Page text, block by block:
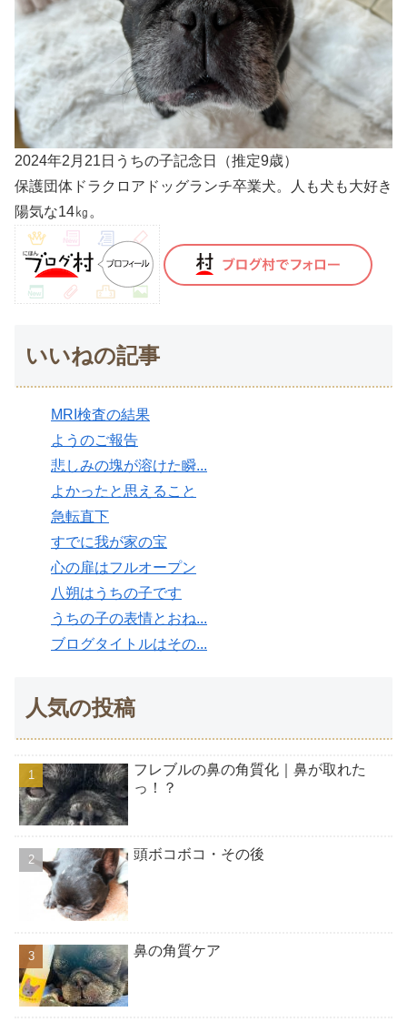
2024年2月21日うちの子記念日（推定9歳）
保護団体ドラクロアドッグランチ卒業犬。人も犬も大好き
陽気な14㎏。
いいねの記事
MRI検査の結果
ようのご報告
悲しみの塊が溶けた瞬...
よかったと思えること
急転直下
すでに我が家の宝
心の扉はフルオープン
八朔はうちの子です
うちの子の表情とおね...
ブログタイトルはその...
人気の投稿
フレブルの鼻の角質化｜鼻が取れた
っ！？
頭ボコボコ・その後
鼻の角質ケア